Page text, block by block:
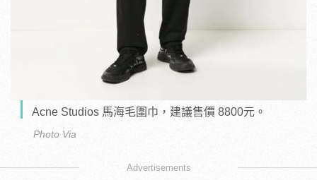
Acne Studios 馬海毛圍巾，建議售價 8800元。
Photo Via
Advertisements